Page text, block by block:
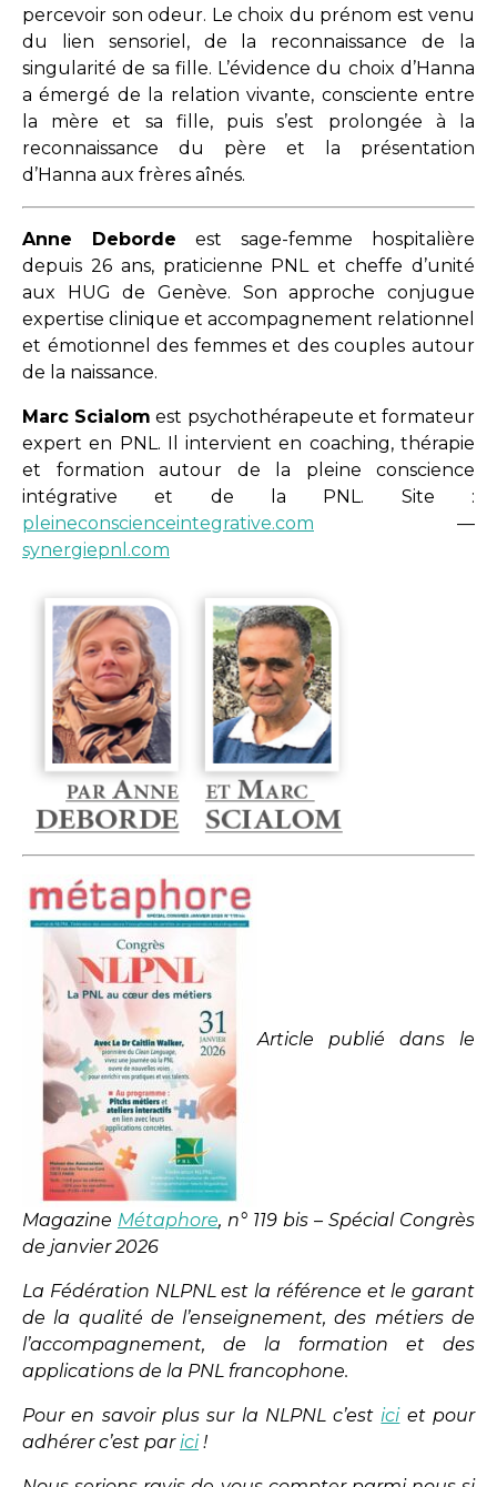
percevoir son odeur. Le choix du prénom est venu
du lien sensoriel, de la reconnaissance de la
singularité de sa fille. L’évidence du choix d’Hanna
a émergé de la relation vivante, consciente entre
la mère et sa fille, puis s’est prolongée à la
reconnaissance du père et la présentation
d’Hanna aux frères aînés.
Anne Deborde est sage-femme hospitalière
depuis 26 ans, praticienne PNL et cheffe d’unité
aux HUG de Genève. Son approche conjugue
expertise clinique et accompagnement relationnel
et émotionnel des femmes et des couples autour
de la naissance.
Marc Scialom est psychothérapeute et formateur
expert en PNL. Il intervient en coaching, thérapie
et formation autour de la pleine conscience
intégrative et de la PNL. Site :
pleineconscienceintegrative.com —
synergiepnl.com
Article publié dans le
Magazine Métaphore, n° 119 bis – Spécial Congrès
de janvier 2026
La Fédération NLPNL est la référence et le garant
de la qualité de l’enseignement, des métiers de
l’accompagnement, de la formation et des
applications de la PNL francophone.
Pour en savoir plus sur la NLPNL c’esticiet pour
adhérer c’est parici!